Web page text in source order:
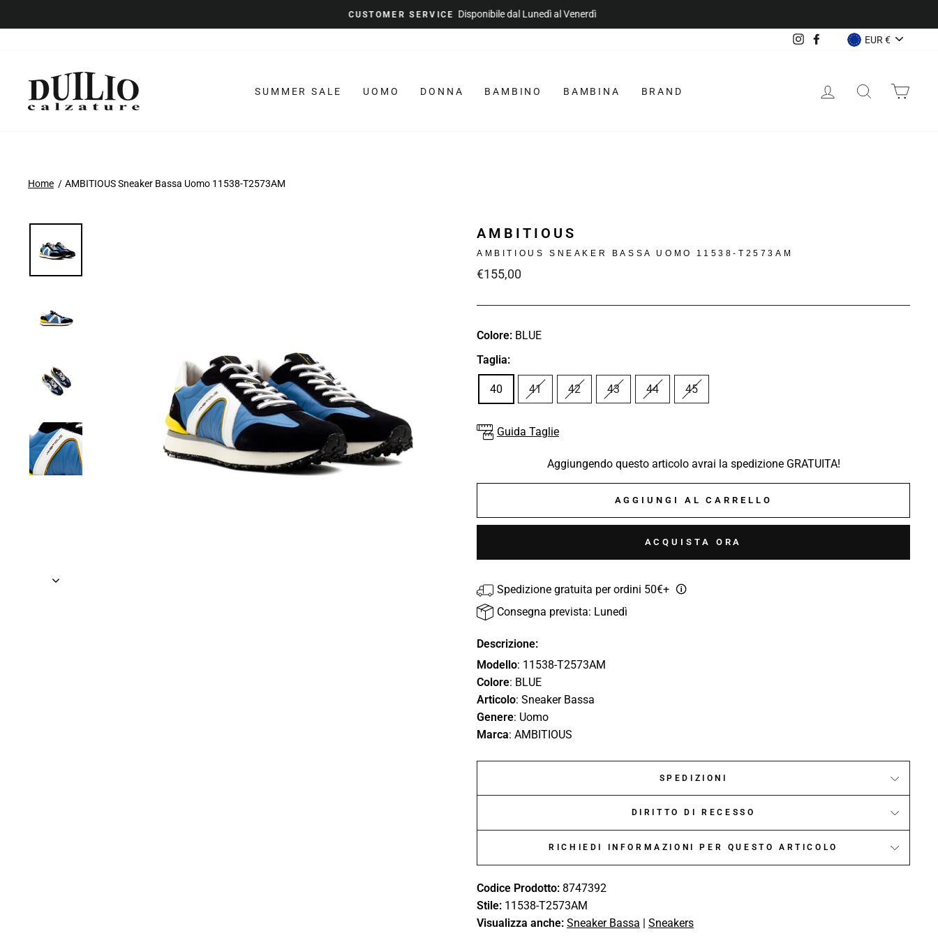
al
CUSTOMER SERVICE Disponibile dal Lunedì al Venerdì
Instagram
FacebookVALUTA
EUR €
SUMMER SALE UOMO DONNA BAMBINO BAMBINA BRAND ACCEDICERCA
Home AMBITIOUS Sneaker Bassa Uomo 11538-T2573AM
AMBITIOUS
AMBITIOUS SNEAKER BASSA UOMO 11538-T2573AM
Prezzo
€155,00
Colore: BLUE
Taglia:
40 41 42 43 44 45
Guida Taglie
Aggiungendo questo articolo avrai la spedizione GRATUITA!
AGGIUNGI AL CARRELLO
ACQUISTA ORA
Spedizione gratuita per ordini 50€+ 🛈
Consegna prevista: Lunedì
Descrizione:
Modello: 11538-T2573AM
Colore: BLUE
Articolo: Sneaker Bassa
Genere: Uomo
Marca: AMBITIOUS
SPEDIZIONI
DIRITTO DI RECESSO
RICHIEDI INFORMAZIONI PER QUESTO ARTICOLO
Codice Prodotto: 8747392
Stile: 11538-T2573AM
Visualizza anche: Sneaker Bassa Sneakers